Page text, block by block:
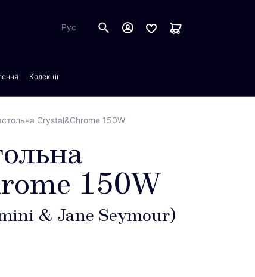
Рус
Колекції
Crystal&Chrome 150W
150W
& Jane Seymour)